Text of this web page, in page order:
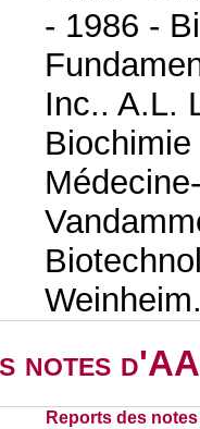
- 1986 -
Inc.. A.L.
notes
Reports des